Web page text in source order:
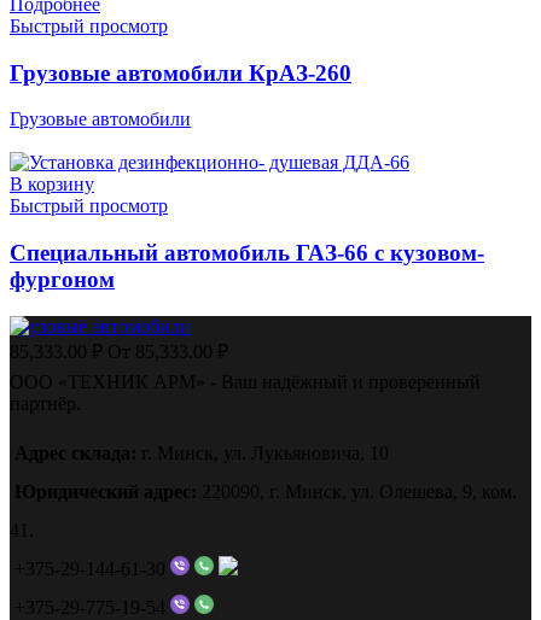
Подробнее
Быстрый просмотр
Грузовые автомобили КрАЗ-260
Грузовые автомобили
В корзину
Быстрый просмотр
Специальный автомобиль ГАЗ-66 с кузовом-
фургоном
Грузовые автомобили
85,333.00 ₽ От 85,333.00 ₽
ООО «ТЕХНИК АРМ» - Ваш надёжный и проверенный
партнёр.
Адрес склада:
г. Минск, ул. Лукьяновича, 10
Юридический адрес:
220090, г. Минск, ул. Олешева, 9, ком.
41.
+375-29-144-61-30
+375-29-775-19-54